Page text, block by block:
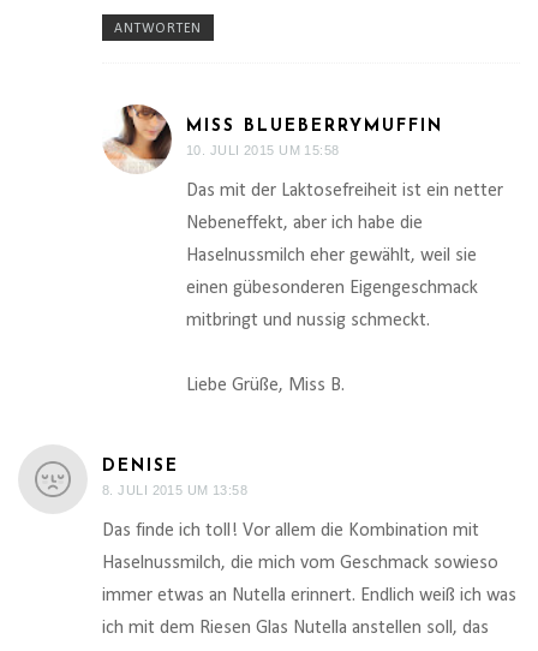
ANTWORTEN
MISS BLUEBERRYMUFFIN
10. JULI 2015 UM 15:58
Das mit der Laktosefreiheit ist ein netter
Nebeneffekt, aber ich habe die
Haselnussmilch eher gewählt, weil sie
einen gübesonderen Eigengeschmack
mitbringt und nussig schmeckt.
Liebe Grüße, Miss B.
DENISE
8. JULI 2015 UM 13:58
Das finde ich toll! Vor allem die Kombination mit
Haselnussmilch, die mich vom Geschmack sowieso
immer etwas an Nutella erinnert. Endlich weiß ich was
ich mit dem Riesen Glas Nutella anstellen soll, das